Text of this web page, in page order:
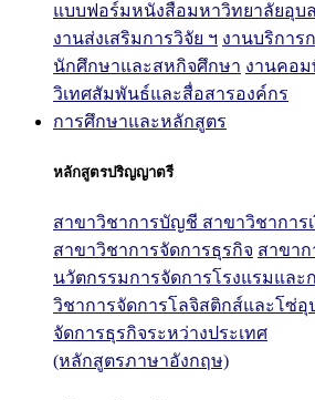
แบบฟอร์มหนังสือมหาวิทยาลัยอุบ
งานส่งเสริมการวิจัย ฯ งานบริการ
นักศึกษาและสหกิจศึกษา งานคอม
วิเทศสัมพันธ์และสื่อสารองค์กร
การศึกษาและหลักสูตร
หลักสูตรปริญญาตรี
สาขาวิชาการบัญชี สาขาวิชาการ
สาขาวิชาการจัดการธุรกิจ สาขา
นวัตกรรมการจัดการโรงแรมและ
วิชาการจัดการโลจิสติกส์และโซ่อุ
จัดการธุรกิจระหว่างประเทศ
(หลักสูตรภาษาอังกฤษ)